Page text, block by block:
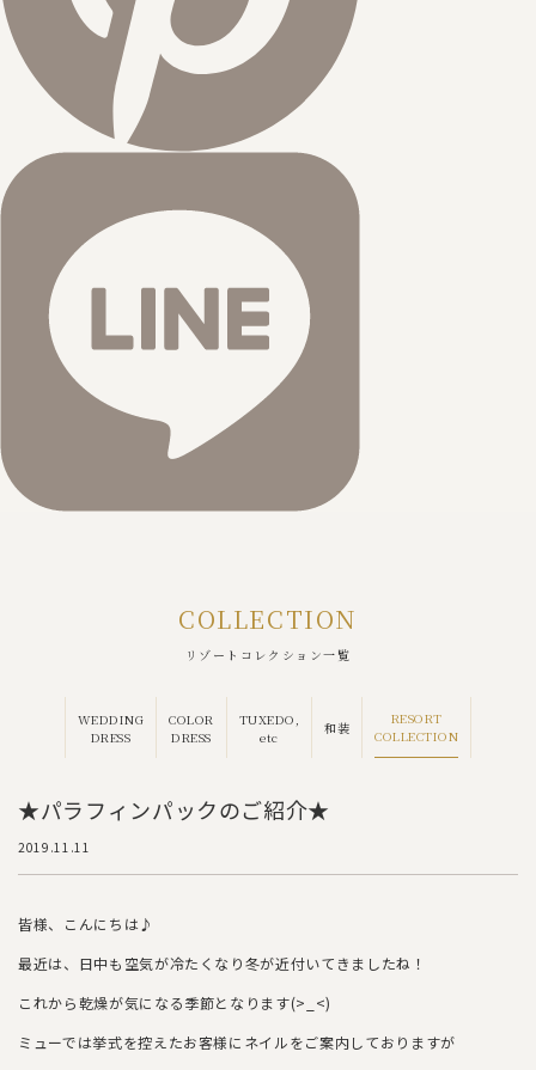
COLLECTION
リゾートコレクション一覧
WEDDING
DRESS
COLOR
DRESS
TUXEDO,
etc
和装
RESORT
COLLECTION
★パラフィンパックのご紹介★
2019.11.11
皆様、こんにちは♪
最近は、日中も空気が冷たくなり冬が近付いてきましたね！
これから乾燥が気になる季節となります(>_<)
ミューでは挙式を控えたお客様にネイルをご案内しておりますが